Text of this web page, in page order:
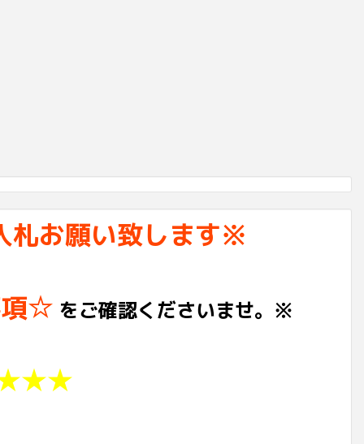
札お願い致します※
項☆ をご確認くださいませ。※